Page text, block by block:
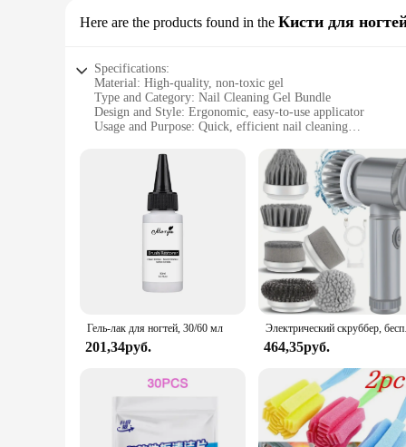
Here are the products found in the Кисти для
Specifications:
Material: High-quality, non-toxic gel
Type and Category: Nail Cleaning Gel Bundle
Design and Style: Ergonomic, easy-to-use applicator
Usage and Purpose: Quick, efficient nail cleaning
Parts and Accessories: Includes multiple applicators for
**Effortless Nail Care**
Introducing the ultimate solution for maintaining pristine
anyone looking to keep their nails clean and healthy. The
design of the applicator makes it easy to use, allowing for
**Versatile and Convenient**
This nail cleaning gel bundle is not just a product; it's a
professional nail technician or a DIY enthusiast, this
your nails' cleanliness and health no matter where you are.
The Cleaning Gel Bundle is not just a product; it's an
looking to stock up on high-quality nail cleaning
experience at an accessible cost. Whether you're a
Гель-лак для ногтей, 30/60 мл
201,34руб. 464,35руб.